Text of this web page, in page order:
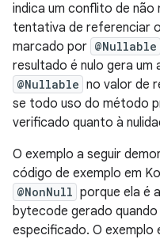
indica um conflito de não
tentativa de referenciar
marcado por @Nullable
resultado é nulo gera um
@Nullable no valor de
se todo uso do método
verificado quanto à
O exemplo a seguir
código de exemplo em
@NonNull porque ela é
bytecode gerado quando
especificado. O